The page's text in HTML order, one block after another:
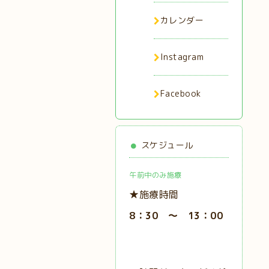
カレンダー
Instagram
Facebook
スケジュール
午前中のみ施療
★施療時間
8：30 ～ 13：00